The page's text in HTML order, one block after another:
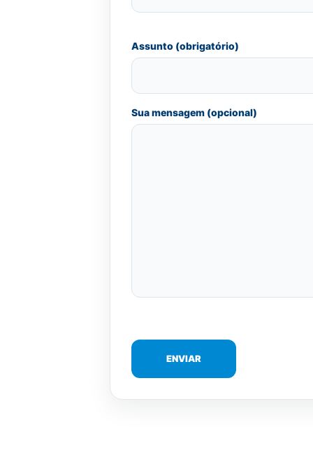
Assunto (obrigatório)
Sua mensagem (opcional)